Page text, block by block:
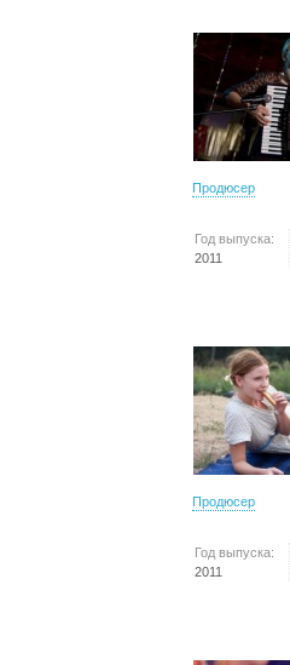
Продюсер
Год выпуска:
2011
Продюсер
Год выпуска:
2011